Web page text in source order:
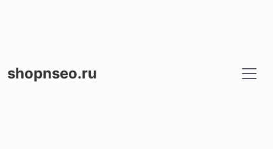
shopnseo.ru